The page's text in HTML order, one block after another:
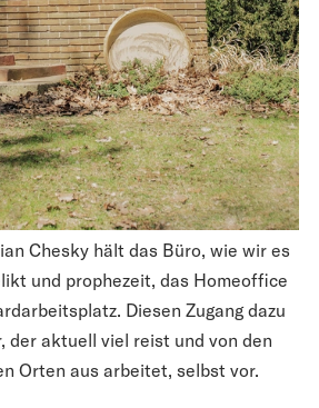
Chesky hält das Büro, wie wir es
und prophezeit, das Homeoffice
Diesen Zugang dazu
der aktuell viel reist und von den
Orten aus arbeitet, selbst vor.